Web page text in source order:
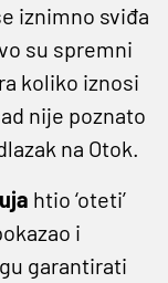
iznimno sviđa
su spremni
koliko iznosi
nije poznato
na Otok.
htio ‘oteti’
i
garantirati